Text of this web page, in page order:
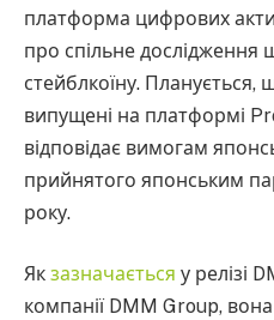
платформа цифрових
про спільне дослідження
стейблкоїну. Планується,
випущені на платформі
відповідає вимогам
прийнятого японським
року.
Як зазначається у релізі
компанії DMM Group,